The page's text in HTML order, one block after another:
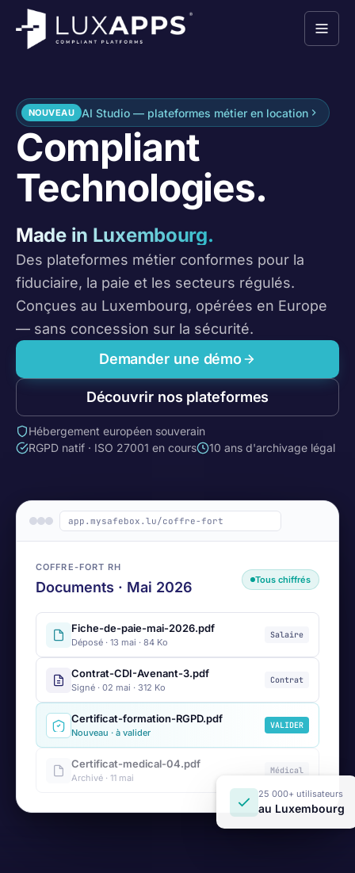
NOUVEAU AI Studio — plateformes métier en location
Compliant
Technologies.
Made in Luxembourg.
Des plateformes métier conformes pour la
fiduciaire, la paie et les secteurs régulés.
Conçues au Luxembourg, opérées en Europe
— sans concession sur la sécurité.
Demander une démo
Découvrir nos plateformes
Hébergement européen souverain
RGPD natif · ISO 27001 en cours
10 ans d'archivage légal
app.mysafebox.lu/coffre-fort
COFFRE-FORT RH
Documents · Mai 2026 Tous chiffrés
Fiche-de-paie-mai-2026.pdf
Déposé · 13 mai · 84 Ko
Salaire
Contrat-CDI-Avenant-3.pdf
Signé · 02 mai · 312 Ko
Contrat
Certificat-formation-RGPD.pdf
Nouveau · à valider
VALIDER
Certificat-medical-04.pdf
Archivé · 11 mai
Médical
25 000+ utilisateurs
au Luxembourg